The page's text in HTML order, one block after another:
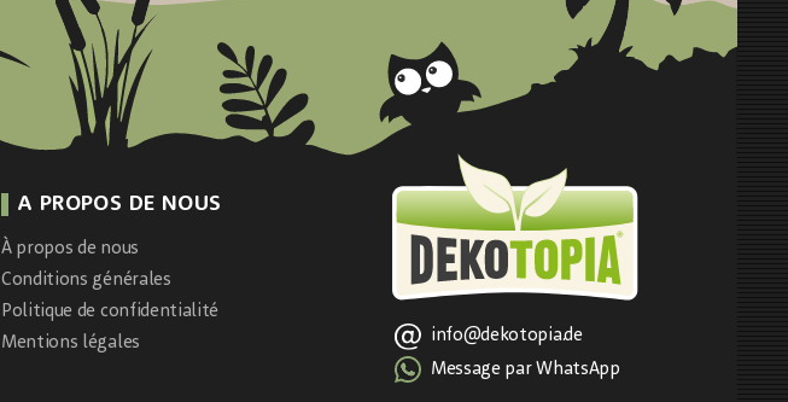
A PROPOS DE NOUS
À propos de nous
Conditions générales
Politique de confidentialité
Mentions légales
info@dekotopia.de
Message par WhatsApp